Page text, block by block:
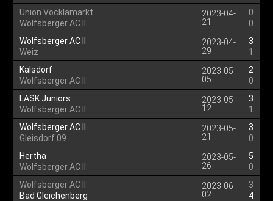
Union Vöcklamarkt
Wolfsberger AC II
2023-04-
21
0
0
Wolfsberger AC II
Weiz
2023-04-
29
3
1
Kalsdorf
Wolfsberger AC II
2023-05-
05
2
0
LASK Juniors
Wolfsberger AC II
2023-05-
12
3
1
Wolfsberger AC II
Gleisdorf 09
2023-05-
21
3
0
Hertha
Wolfsberger AC II
2023-05-
26
5
0
Wolfsberger AC II
Bad Gleichenberg
2023-06-
02
3
4